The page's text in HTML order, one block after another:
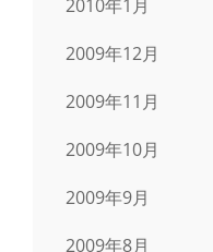
2010年1月
2009年12月
2009年11月
2009年10月
2009年9月
2009年8月